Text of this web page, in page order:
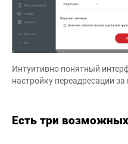
Интуитивно понятный
настройку переадресации
Есть три